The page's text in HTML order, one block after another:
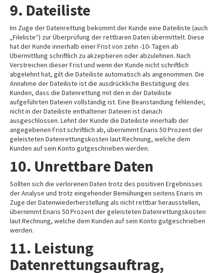
9. Dateiliste
Im Zuge der Datenrettung bekommt der Kunde eine Dateiliste (auch
„Fileliste“) zur Überprüfung der rettbaren Daten übermittelt. Diese
hat der Kunde innerhalb einer Frist von zehn -10- Tagen ab
Übermittlung schriftlich zu akzeptieren oder abzulehnen. Nach
Verstreichen dieser Frist und wenn der Kunde nicht schriftlich
abgelehnt hat, gilt die Dateiliste automatisch als angenommen. Die
Annahme der Dateiliste ist die ausdrückliche Bestätigung des
Kunden, dass die Datenrettung mit den in der Dateiliste
aufgeführten Dateien vollständig ist. Eine Beanstandung fehlender,
nicht in der Dateiliste enthaltener Dateien ist danach
ausgeschlossen. Lehnt der Kunde die Dateiliste innerhalb der
angegebenen Frist schriftlich ab, übernimmt Enaris 50 Prozent der
geleisteten Datenrettungskosten laut Rechnung, welche dem
Kunden auf sein Konto gutgeschrieben werden.
10. Unrettbare Daten
Sollten sich die verlorenen Daten trotz des positiven Ergebnisses
der Analyse und trotz eingehender Bemühungen seitens Enaris im
Zuge der Datenwiederherstellung als nicht rettbar herausstellen,
übernimmt Enaris 50 Prozent der geleisteten Datenrettungskosten
laut Rechnung, welche dem Kunden auf sein Konto gutgeschrieben
werden.
11. Leistung
Datenrettungsauftrag,